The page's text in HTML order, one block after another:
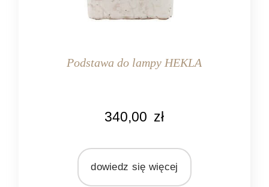
Podstawa do lampy HEKLA
Light&Living
340,00 zł
dowiedz się więcej